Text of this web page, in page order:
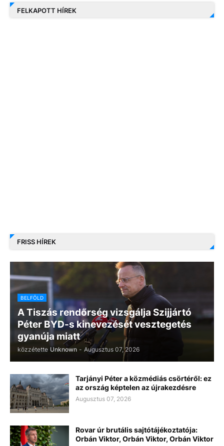
FELKAPOTT HÍREK
FRISS HÍREK
BELFÖLD
A Tiszás rendőrség vizsgálja Szijjártó
Péter BYD-s kinevezését vesztegetés
gyanúja miatt
közzétette Unknown - Augusztus 07, 2026
Tarjányi Péter a közmédiás csörtéről: ez
az ország képtelen az újrakezdésre
Augusztus 07, 2026
Rovar úr brutális sajtótájékoztatója:
Orbán Viktor, Orbán Viktor, Orbán Viktor